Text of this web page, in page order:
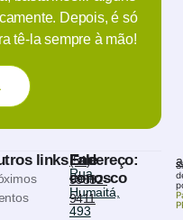
Depois, é só
tê-la sempre à mão!
linksEndereço:
Rua
Humaitá,
493
Fale
conosco
(51)
99882-
9411